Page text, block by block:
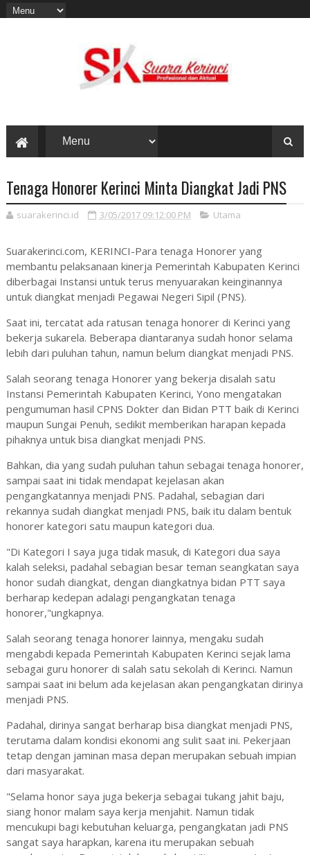
Tenaga Honorer Kerinci Minta Diangkat Jadi PNS
suarakerinci.id 3/05/2017 09:12:00 PM Utama
Suarakerinci.com, KERINCI-Para tenaga Honorer yang
membantu pelaksanaan kinerja Pemerintah Kabupaten Kerinci
diberbagai Instansi untuk terus menyuarakan keinginannya
untuk diangkat menjadi Pegawai Negeri Sipil (PNS).
Saat ini, tercatat ada ratusan tenaga honorer di Kerinci yang
bekerja sukarela. Beberapa diantaranya sudah honor selama
lebih dari puluhan tahun, namun belum diangkat menjadi PNS.
Salah seorang tenaga Honorer yang bekerja disalah satu
Instansi Pemerintah Kabupaten Kerinci, Yono mengatakan
pengumuman hasil CPNS Dokter dan Bidan PTT baik di Kerinci
maupun Sungai Penuh, sedikit memberikan harapan kepada
pihaknya untuk bisa diangkat menjadi PNS.
Bahkan, dia yang sudah puluhan tahun sebagai tenaga honorer,
sampai saat ini tidak mendapat kejelasan akan
pengangkatannya menjadi PNS. Padahal, sebagian dari
rekannya sudah diangkat menjadi PNS, baik itu dalam bentuk
honorer kategori satu maupun kategori dua.
"Di Kategori I saya juga tidak masuk, di Kategori dua saya
kalah seleksi, padahal sebagian besar teman seangkatan saya
honor sudah diangkat, dengan diangkatnya bidan PTT saya
berharap kedepan adalagi pengangkatan tenaga
honorer,"ungkapnya.
Salah seorang tenaga honorer lainnya, mengaku sudah
mengabdi kepada Pemerintah Kabupaten Kerinci sejak lama
sebagai guru honorer di salah satu sekolah di Kerinci. Namun
sampai saat ini belum ada kejelasan akan pengangkatan dirinya
menjadi PNS.
Padahal, dirinya sangat berharap bisa diangkat menjadi PNS,
terutama dalam kondisi ekonomi ang sulit saat ini. Pekerjaan
tetap dengan jaminan masa depan merupakan sebuah impian
dari masyarakat.
"Selama honor saya juga bekerja sebagai tukang jahit baju,
siang honor malam saya kerja menjahit. Namun tidak
mencukupi bagi kebutuhan keluarga, pengangkatan jadi PNS
sangat saya harapkan, karena itu merupakan sebuah